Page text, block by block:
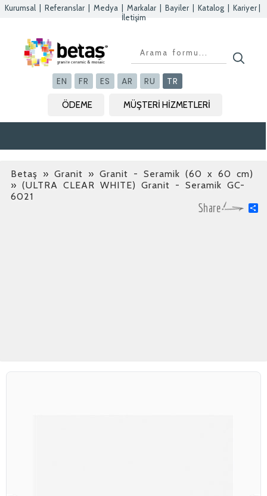
Kurumsal Referanslar Medya Markalar Bayiler Katalog Kariyer
İletişim
EN FR ES AR RU TR
ÖDEME MÜŞTERİ HİZMETLERİ
Betaş » Granit » Granit - Seramik (60 x 60 cm)
» (ULTRA CLEAR WHITE) Granit - Seramik GC-
6021